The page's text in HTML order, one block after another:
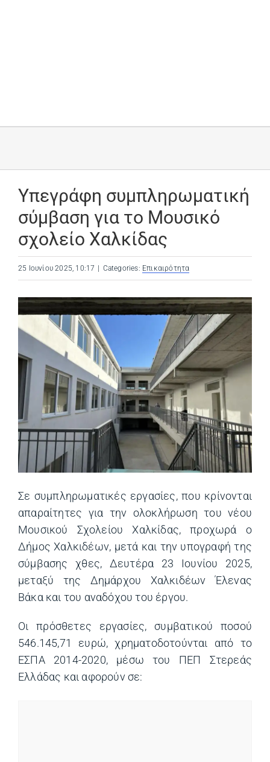
Υπεγράφη συμπληρωματική
σύμβαση για το Μουσικό
σχολείο Χαλκίδας
25 Ιουνίου 2025, 10:17 Categories: Επικαιρότητα
Σε συμπληρωματικές εργασίες, που κρίνονται
απαραίτητες για την ολοκλήρωση του νέου
Μουσικού Σχολείου Χαλκίδας, προχωρά ο
Δήμος Χαλκιδέων, μετά και την υπογραφή της
σύμβασης χθες, Δευτέρα 23 Ιουνίου 2025,
μεταξύ της Δημάρχου Χαλκιδέων Έλενας
Βάκα και του αναδόχου του έργου.
Οι πρόσθετες εργασίες, συμβατικού ποσού
546.145,71 ευρώ, χρηματοδοτούνται από το
ΕΣΠΑ 2014-2020, μέσω του ΠΕΠ Στερεάς
Ελλάδας και αφορούν σε: